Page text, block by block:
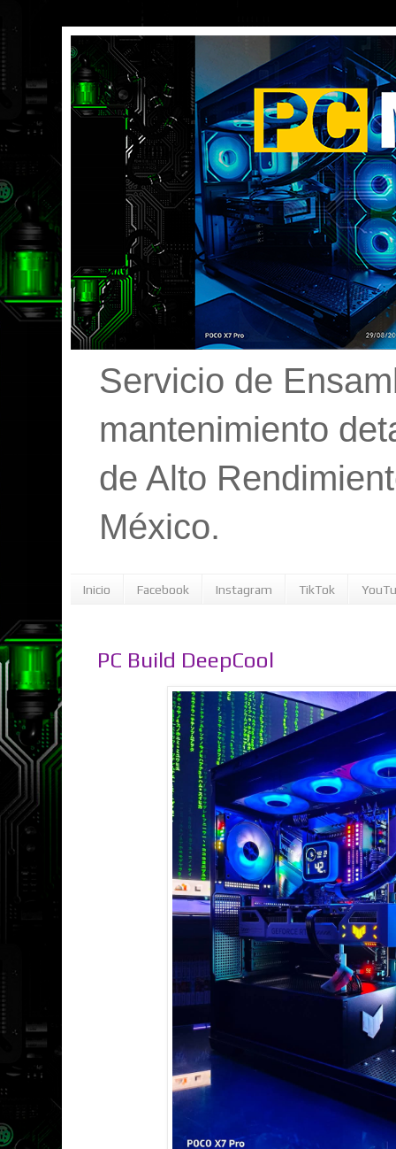
Servicio de
mantenimiento
de Alto
México.
Inicio Facebook Instagram TikTok
PC Build DeepCool